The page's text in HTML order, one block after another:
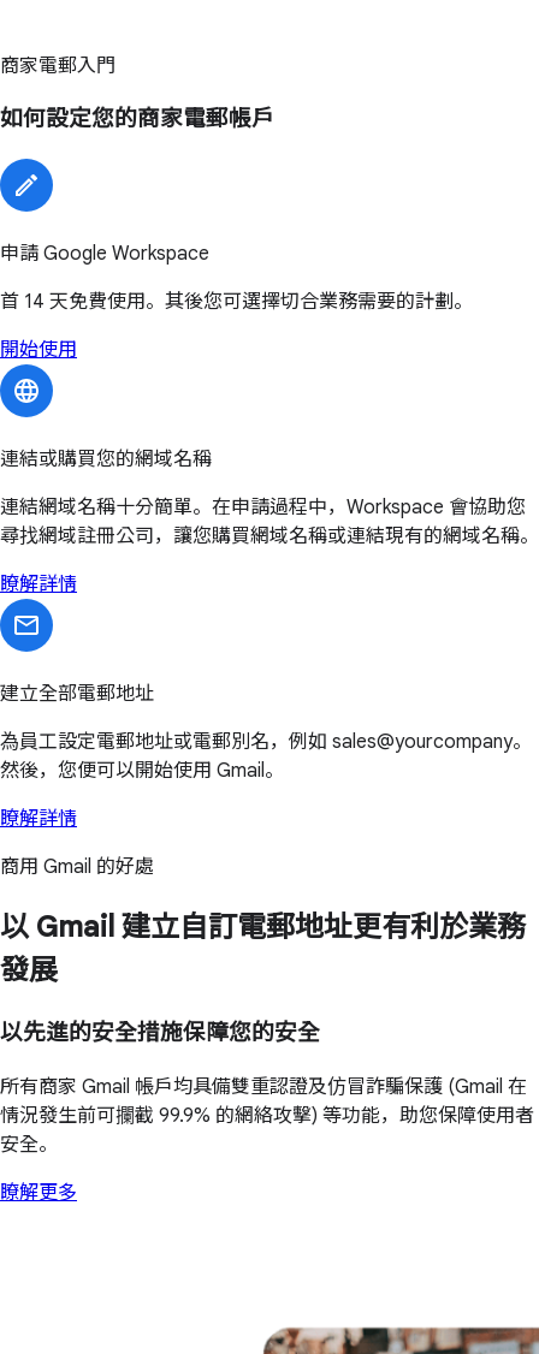
商家電郵入門
如何設定您的商家電郵帳戶
申請 Google Workspace
首 14 天免費使用。其後您可選擇切合業務需要的計劃。
開始使用
連結或購買您的網域名稱
連結網域名稱十分簡單。在申請過程中，Workspace 會協助您
尋找網域註冊公司，讓您購買網域名稱或連結現有的網域名稱。
瞭解詳情
建立全部電郵地址
為員工設定電郵地址或電郵別名，例如 sales@yourcompany。
然後，您便可以開始使用 Gmail。
瞭解詳情
商用 Gmail 的好處
以 Gmail 建立自訂電郵地址更有利於業務
發展
以先進的安全措施保障您的安全
所有商家 Gmail 帳戶均具備雙重認證及仿冒詐騙保護 (Gmail 在
情況發生前可攔截 99.9% 的網絡攻擊) 等功能，助您保障使用者
安全。
瞭解更多